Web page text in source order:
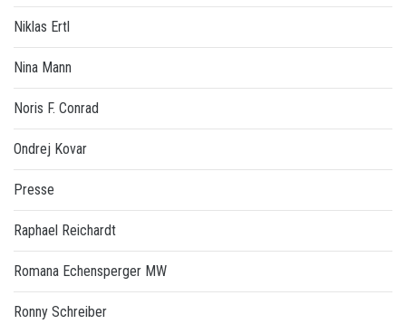
Niklas Ertl
Nina Mann
Noris F. Conrad
Ondrej Kovar
Presse
Raphael Reichardt
Romana Echensperger MW
Ronny Schreiber